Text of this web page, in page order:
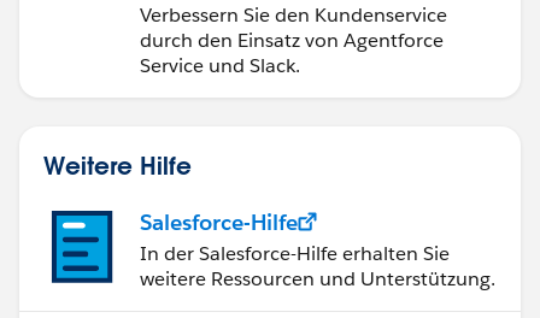
Verbessern Sie den Kundenservice
durch den Einsatz von Agentforce
Service und Slack.
Weitere Hilfe
Salesforce-Hilfe
In der Salesforce-Hilfe erhalten Sie
weitere Ressourcen und Unterstützung.